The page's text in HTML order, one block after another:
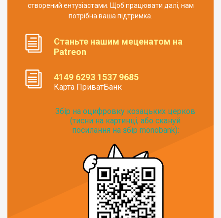
створений ентузіастами. Щоб працювати далі, нам
потрібна ваша підтримка.
Станьте нашим меценатом на
Patreon
4149 6293 1537 9685
Карта ПриватБанк
Збір на оцифровку козацьких церков
(тисни на картинці, або скануй
посилання на збір monobank):